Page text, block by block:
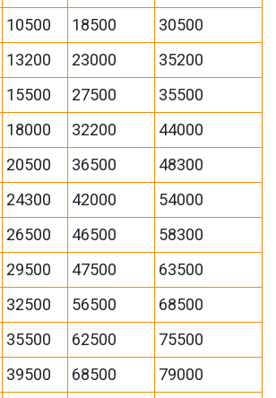
10500 18500
30500
13200 23000
35200
15500 27500
35500
18000 32200
44000
20500 36500
48300
24300 42000
54000
26500 46500
58300
29500 47500
63500
32500 56500
68500
35500 62500
75500
39500 68500
79000